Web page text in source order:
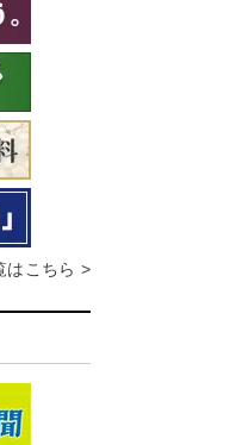
はこちら >